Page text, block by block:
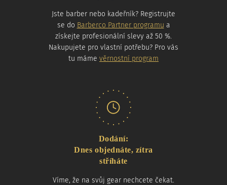
Jste barber nebo kadeřník? Registrujte
se do Barberco Partner programu a
získejte profesionální slevy až 50 %.
Nakupujete pro vlastní potřebu? Pro vás
tu máme věrnostní program
Dodání:
Dnes objednáte, zítra
stříháte
Víme, že na svůj gear nechcete čekat.